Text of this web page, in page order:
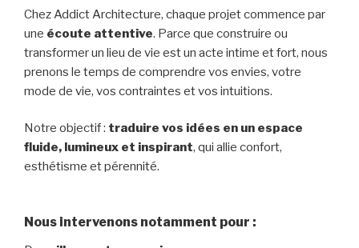
Chez Addict Architecture, chaque projet commence par
une écoute attentive. Parce que construire ou
transformer un lieu de vie est un acte intime et fort, nous
prenons le temps de comprendre vos envies, votre
mode de vie, vos contraintes et vos intuitions.
Notre objectif : traduire vos idées en un espace
fluide, lumineux et inspirant, qui allie confort,
esthétisme et pérennité.
Nous intervenons notamment pour :